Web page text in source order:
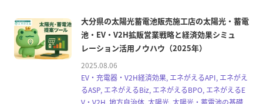
大分県の太陽光蓄電池販売施工店の太陽光・蓄電
池・EV・V2H拡販営業戦略と経済効果シミュ
レーション活用ノウハウ（2025年）
2025.08.06
EV・充電器・V2H経済効果, エネがえるAPI, エネがえ
るASP, エネがえるBiz, エネがえるBPO, エネがえるE
V・V2H, 地方自治体, 太陽光, 太陽光・蓄電池の基礎